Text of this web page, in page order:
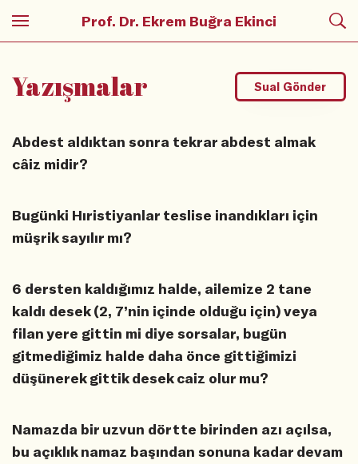
Prof. Dr. Ekrem Buğra Ekinci
Yazışmalar Sual Gönder
Abdest aldıktan sonra tekrar abdest almak
câiz midir?
Bugünki Hıristiyanlar teslise inandıkları için
müşrik sayılır mı?
6 dersten kaldığımız halde, ailemize 2 tane
kaldı desek (2, 7’nin içinde olduğu için) veya
filan yere gittin mi diye sorsalar, bugün
gitmediğimiz halde daha önce gittiğimizi
düşünerek gittik desek caiz olur mu?
Namazda bir uzvun dörtte birinden azı açılsa,
bu açıklık namaz başından sonuna kadar devam